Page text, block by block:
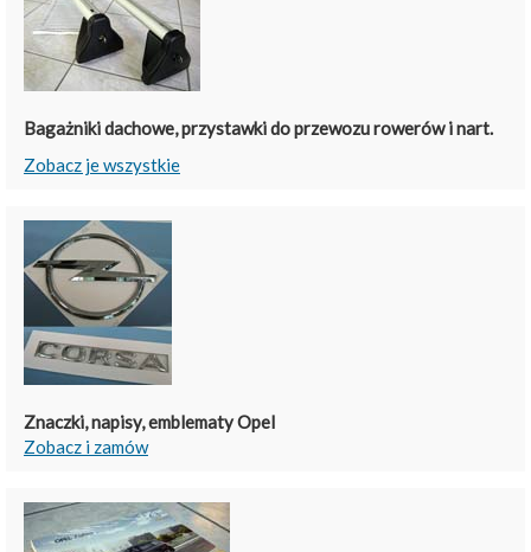
Bagażniki dachowe, przystawki do przewozu rowerów i nart.
Zobacz je wszystkie
Znaczki, napisy, emblematy Opel
Zobacz i zamów